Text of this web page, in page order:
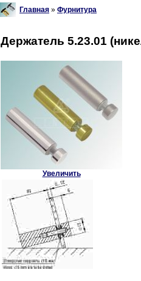
Главная » Фурнитура
Держатель 5.23.01
Увеличить